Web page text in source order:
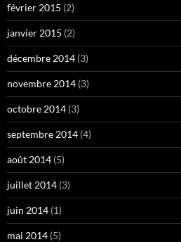
février 2015 (2)
janvier 2015 (2)
décembre 2014 (3)
novembre 2014 (3)
octobre 2014 (3)
septembre 2014 (4)
août 2014 (5)
juillet 2014 (3)
juin 2014 (1)
mai 2014 (5)